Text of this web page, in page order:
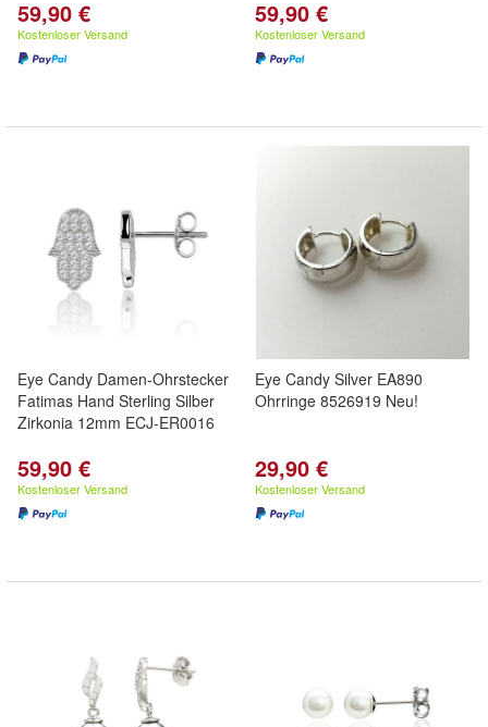
59,90 €
Kostenloser Versand
59,90 €
Kostenloser Versand
Eye Candy Damen-Ohrstecker
Fatimas Hand Sterling Silber
Zirkonia 12mm ECJ-ER0016
59,90 €
Kostenloser Versand
Eye Candy Silver EA890
Ohrringe 8526919 Neu!
29,90 €
Kostenloser Versand